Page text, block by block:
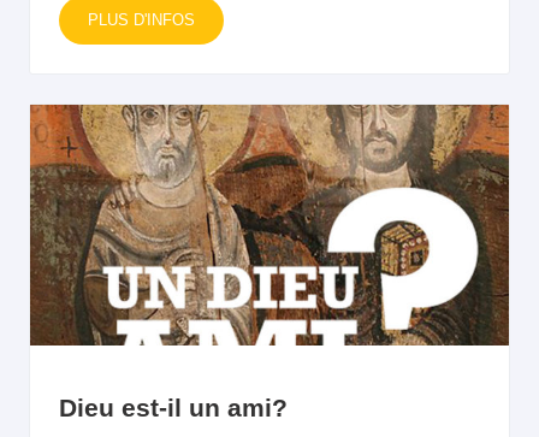
PLUS D'INFOS
Dieu est-il un ami?